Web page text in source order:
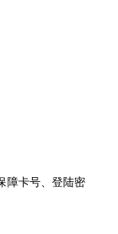
障卡号、登陆密